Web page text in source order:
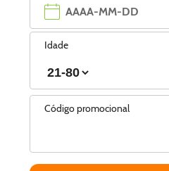
Idade
Código promocional